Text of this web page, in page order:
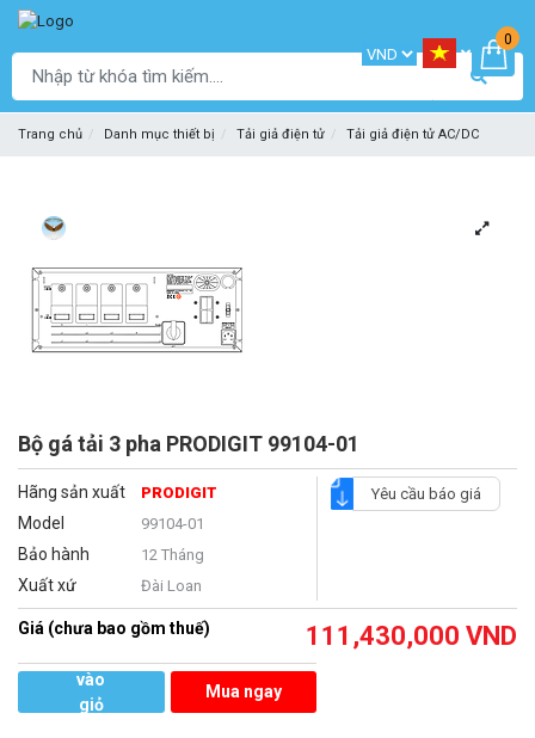
0
Trang chủ Danh mục thiết bị Tải giả điện tử Tải giả điện tử AC/DC
Bộ gá tải 3 pha PRODIGIT 99104-01
Hãng sản xuất PRODIGIT
Model 99104-01
Bảo hành 12 Tháng
Xuất xứ Đài Loan
Yêu cầu báo giá
Giá (chưa bao gồm thuế) 111,430,000 VND
vào
giỏ
Mua ngay